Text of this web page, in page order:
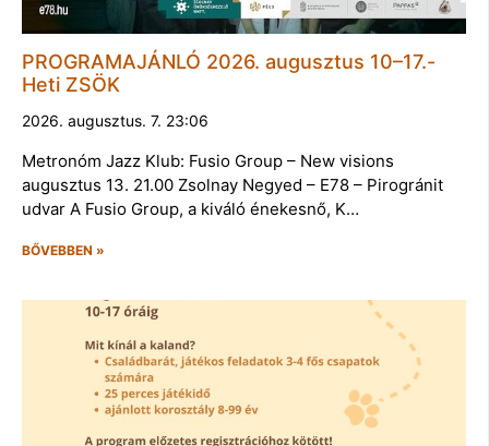
PROGRAMAJÁNLÓ 2026. augusztus 10–17.-
Heti ZSÖK
2026. augusztus. 7. 23:06
Metronóm Jazz Klub: Fusio Group – New visions
augusztus 13. 21.00 Zsolnay Negyed – E78 – Pirogránit
udvar A Fusio Group, a kiváló énekesnő, K…
BŐVEBBEN »